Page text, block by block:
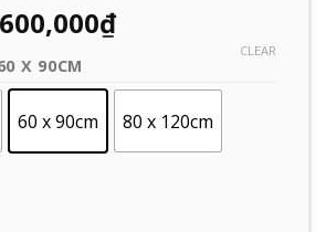
₫
X 90CM
60 x 90cm 80 x 120cm
CLEAR